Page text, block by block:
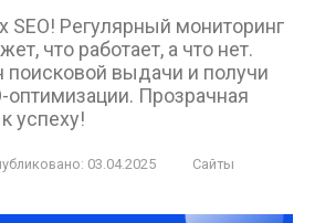
SEO! Регулярный мониторинг
что работает, а что нет.
поисковой выдачи и получи
оптимизации. Прозрачная
успеху!
03.04.2025
Сайты